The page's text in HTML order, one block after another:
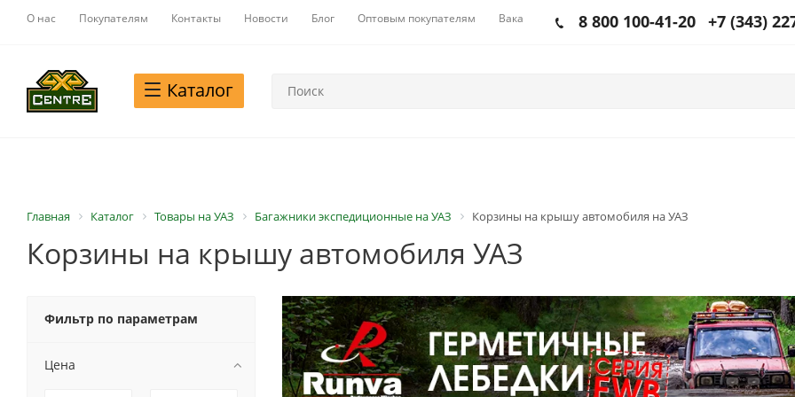
О нас Покупателям Контакты Новости Блог Оптовым покупателям Вакансии 8 800 100-41-20 +7 (343)
Каталог
Главная Каталог Товары на УАЗ Багажники экспедиционные на УАЗ Корзины на крышу автомобиля на УАЗ
Корзины на крышу автомобиля УАЗ
Фильтр по параметрам
Цена